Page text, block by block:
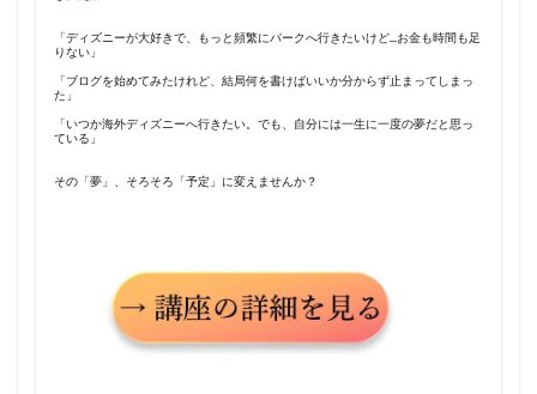
「ディズニーが大好きで、もっと頻繁にパークへ行きたいけど…お金も時間も足
りない」
「ブログを始めてみたけれど、結局何を書けばいいか分からず止まってしまっ
た」
「いつか海外ディズニーへ行きたい。でも、自分には一生に一度の夢だと思っ
ている」
その「夢」、そろそろ「予定」に変えませんか？